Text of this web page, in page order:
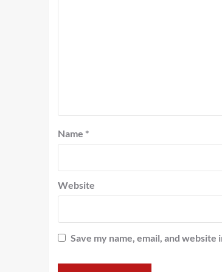
Name *
Website
Save my name, email, and